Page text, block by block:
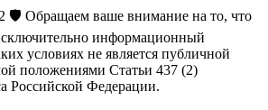
Обращаем ваше внимание на то, что
информационный
условиях не является публичной
положениями Статьи 437 (2)
Российской Федерации.